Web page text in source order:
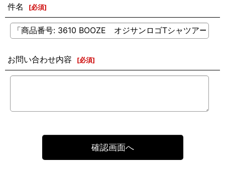
件名 [必須]
お問い合わせ内容 [必須]
確認画面へ